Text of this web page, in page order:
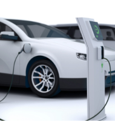
Prix max. :